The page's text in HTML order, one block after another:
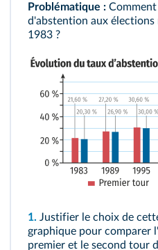
Problématique :
d'abstention aux élections
1983 ?
1. Justifier le choix de
graphique pour comparer
premier et le second tour